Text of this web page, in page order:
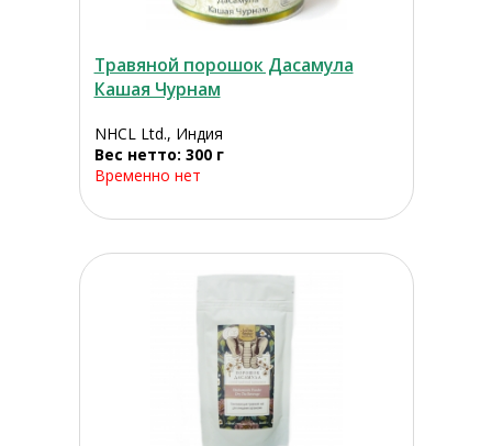
Травяной порошок Дасамула
Кашая Чурнам
NHCL Ltd., Индия
Вес нетто: 300 г
Временно нет